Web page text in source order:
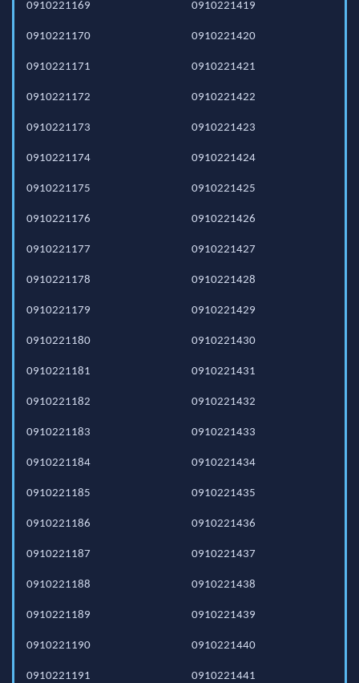
0910221169
0910221170
0910221171
0910221172
0910221173
0910221174
0910221175
0910221176
0910221177
0910221178
0910221179
0910221180
0910221181
0910221182
0910221183
0910221184
0910221185
0910221186
0910221187
0910221188
0910221189
0910221190
0910221191
0910221419
0910221420
0910221421
0910221422
0910221423
0910221424
0910221425
0910221426
0910221427
0910221428
0910221429
0910221430
0910221431
0910221432
0910221433
0910221434
0910221435
0910221436
0910221437
0910221438
0910221439
0910221440
0910221441